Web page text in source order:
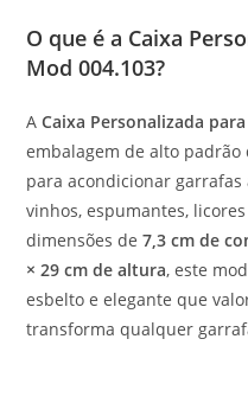
O que é a Caixa
Mod 004.103?
ACaixa Personalizada
embalagem de alto
para acondicionar garrafas
vinhos, espumantes,
dimensões de7,3 cm de
× 29 cm de altura, este
esbelto e elegante que
transforma qualquer